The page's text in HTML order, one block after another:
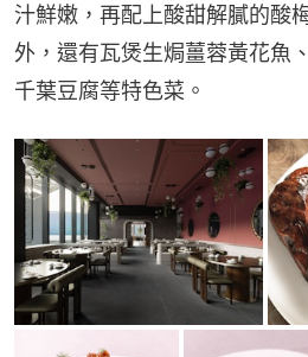
汁鮮嫩，再配上酸甜解膩的酸
外，還有瓦煲生焗薑蓉黃花魚
千葉豆腐等特色菜。